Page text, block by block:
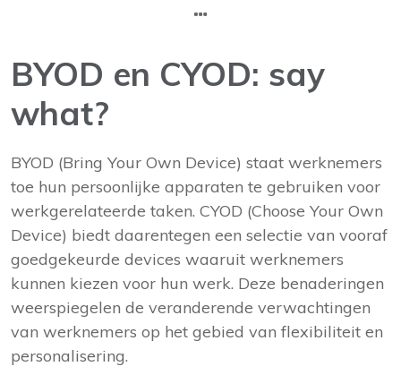
BYOD en CYOD: say
what?
BYOD (Bring Your Own Device) staat werknemers
toe hun persoonlijke apparaten te gebruiken voor
werkgerelateerde taken. CYOD (Choose Your Own
Device) biedt daarentegen een selectie van vooraf
goedgekeurde devices waaruit werknemers
kunnen kiezen voor hun werk. Deze benaderingen
weerspiegelen de veranderende verwachtingen
van werknemers op het gebied van flexibiliteit en
personalisering.